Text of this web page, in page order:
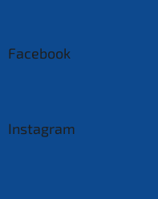
Facebook
Instagram